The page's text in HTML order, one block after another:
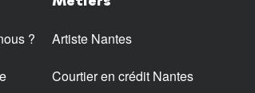
? Artiste Nantes
Courtier en crédit Nantes